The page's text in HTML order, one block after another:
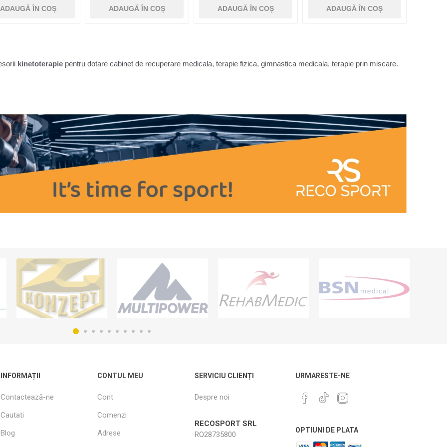
kinetoterapiepentru dotare cabinet de recuperare medicala, terapie fizica, gimnastica medicala, terapie prin miscare.
ADAUGĂ ÎN COȘ ADAUGĂ ÎN COȘ ADAUGĂ ÎN COȘ ADAUGĂ ÎN COȘ
INFORMAȚII
Contactează-ne
Cautati
Blog
CONTUL MEU
Cont
Comenzi
Adrese
SERVICIU CLIENȚI
Despre noi
RECOSPORT SRL
RO28735800
URMARESTE-NE
OPTIUNI DE PLATA